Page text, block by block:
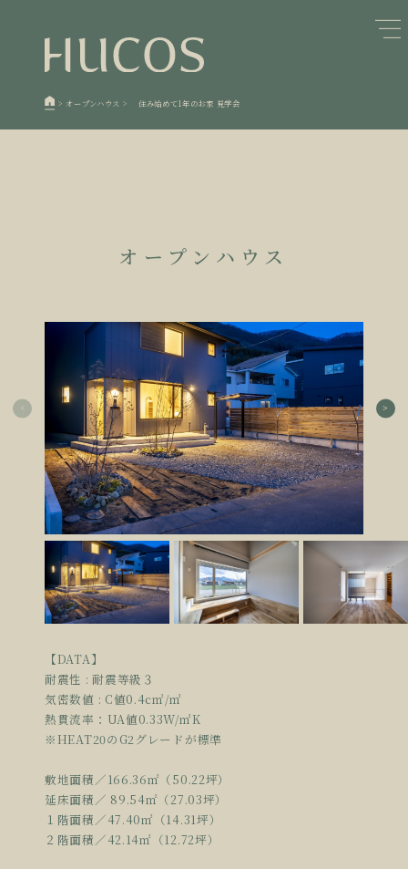
日本森林と循環
欧州住宅の文化と日本の現在地
廃棄物について知る
1 蓄熱するパッシブデザイン
2 自然素材の温もりと快適性を実現
活かすリノベーション
> オープンハウス > 住み始めて1年のお家 見学会
オープンハウス
【DATA】
耐震性 : 耐震等級３
気密数値 : C値0.4c㎡/㎡
熱貫流率：UA値0.33W/㎡K
※HEAT20のG2グレードが標準
敷地面積／166.36㎡（50.22坪）
延床面積／ 89.54㎡（27.03坪）
１階面積／47.40㎡（14.31坪）
２階面積／42.14㎡（12.72坪）